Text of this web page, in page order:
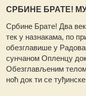
СРБИНЕ БРАТЕ!
Србине Брате! Два
тек у назнакама, по
обезглавише у
сунчаном Опленцу
Обезглављеним
ноћ док ти се